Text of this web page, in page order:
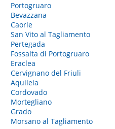
Portogruaro
Bevazzana
Caorle
San Vito al Tagliamento
Pertegada
Fossalta di Portogruaro
Eraclea
Cervignano del Friuli
Aquileia
Cordovado
Mortegliano
Grado
Morsano al Tagliamento